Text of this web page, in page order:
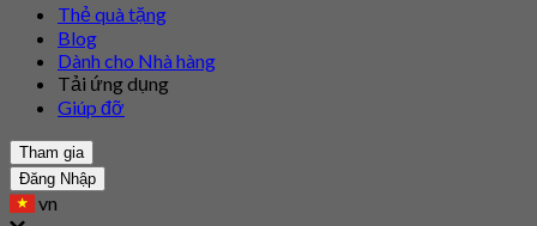
Thẻ quà tặng
Blog
Dành cho Nhà hàng
Tải ứng dụng
Giúp đỡ
Tham gia
Đăng Nhập
vn